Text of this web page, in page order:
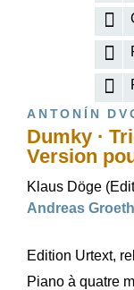
ANTONÍN
Dumky ·
Version
Klaus Döge
Andreas
Edition Urtext,
Piano à quatre